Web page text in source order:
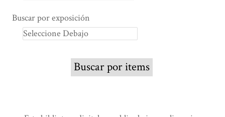
Buscar por exposición